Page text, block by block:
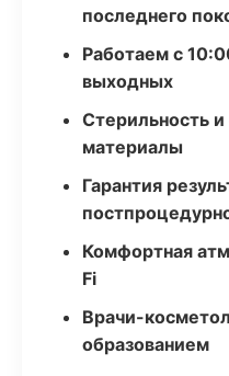
последнего
Работаем с
выходных
Стерильность
материалы
Гарантия
Комфортная
Fi
Врачи-
образованием